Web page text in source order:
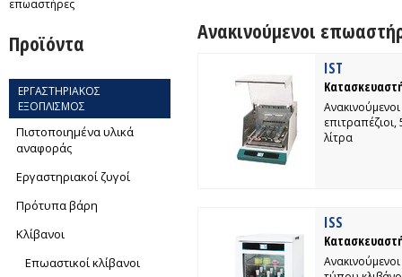
επωαστήρες
Προϊόντα
ΕΡΓΑΣΤΗΡΙΑΚΟΣ
ΕΞΟΠΛΙΣΜΟΣ
Πιστοποιημένα υλικά
αναφοράς
Εργαστηριακοί ζυγοί
Πρότυπα βάρη
Κλίβανοι
Επωαστικοί κλίβανοι
Ανακινούμενοι
IST
επιτραπέζιοι,
λίτρα
ISS